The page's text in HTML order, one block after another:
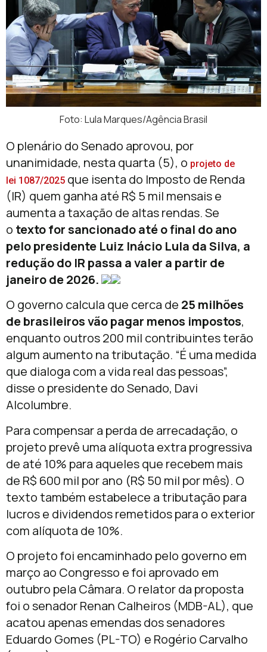
Foto: Lula Marques/Agência Brasil
O plenário do Senado aprovou, por
unanimidade, nesta quarta (5), o projeto de
lei 1087/2025 que isenta do Imposto de Renda
(IR) quem ganha até R$ 5 mil mensais e
aumenta a taxação de altas rendas. Se
o texto for sancionado até o final do ano
pelo presidente Luiz Inácio Lula da Silva, a
redução do IR passa a valer a partir de
janeiro de 2026.
O governo calcula que cerca de 25 milhões
de brasileiros vão pagar menos impostos,
enquanto outros 200 mil contribuintes terão
algum aumento na tributação. “É uma medida
que dialoga com a vida real das pessoas”,
disse o presidente do Senado, Davi
Alcolumbre.
Para compensar a perda de arrecadação, o
projeto prevê uma alíquota extra progressiva
de até 10% para aqueles que recebem mais
de R$ 600 mil por ano (R$ 50 mil por mês). O
texto também estabelece a tributação para
lucros e dividendos remetidos para o exterior
com alíquota de 10%.
O projeto foi encaminhado pelo governo em
março ao Congresso e foi aprovado em
outubro pela Câmara. O relator da proposta
foi o senador Renan Calheiros (MDB-AL), que
acatou apenas emendas dos senadores
Eduardo Gomes (PL-TO) e Rogério Carvalho